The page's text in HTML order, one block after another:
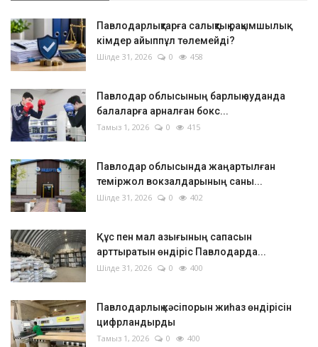
Павлодарлықтарға салықтық рақымшылық:
кімдер айыппұл төлемейді?
Шілде 31, 2026 0 458
Павлодар облысының барлық ауданда
балаларға арналған бокс...
Тамыз 1, 2026 0 415
Павлодар облысында жаңартылған
теміржол вокзалдарының саны...
Шілде 31, 2026 0 402
Құс пен мал азығының сапасын
арттыратын өндіріс Павлодарда...
Шілде 31, 2026 0 400
Павлодарлық кәсіпорын жиһаз өндірісін
цифрландырды
Тамыз 1, 2026 0 400